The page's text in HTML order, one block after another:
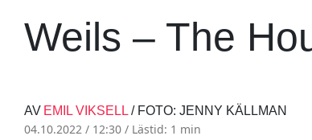
Weils – The
AV EMIL VIKSELL / FOTO: JENNY KÄLLMAN
04.10.2022 / 12:30 / Lästid: 1 min